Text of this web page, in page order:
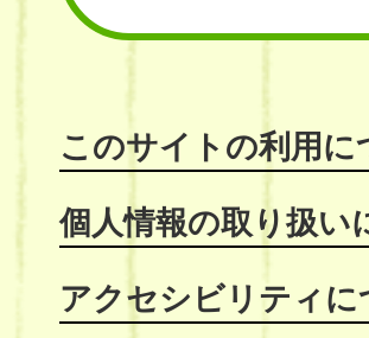
このサイトの利用に
個人情報の取り扱い
アクセシビリティに